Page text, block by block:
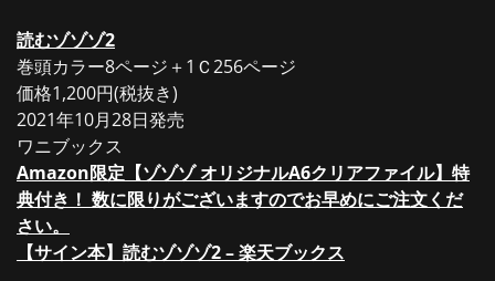
読むゾゾゾ2
巻頭カラー8ページ＋1Ｃ256ページ
価格1,200円(税抜き)
2021年10月28日発売
ワニブックス
Amazon限定【ゾゾゾ オリジナルA6クリアファイル】特
典付き！ 数に限りがございますのでお早めにご注文くだ
さい。
【サイン本】読むゾゾゾ2 – 楽天ブックス